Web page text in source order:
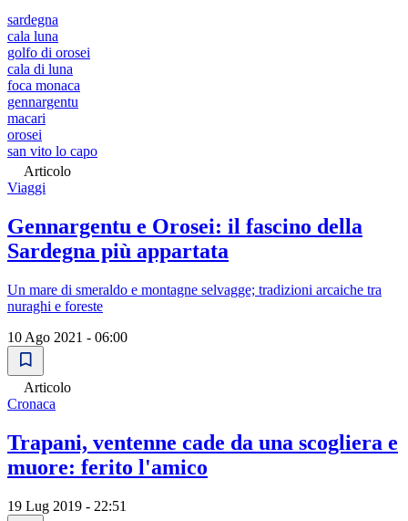
sardegna
cala luna
golfo di orosei
cala di luna
foca monaca
gennargentu
macari
orosei
san vito lo capo
Articolo
Viaggi
Gennargentu e Orosei: il fascino della
Sardegna più appartata
Un mare di smeraldo e montagne selvagge; tradizioni arcaiche tra
nuraghi e foreste
10 Ago 2021 - 06:00
Articolo
Cronaca
Trapani, ventenne cade da una scogliera e
muore: ferito l'amico
19 Lug 2019 - 22:51